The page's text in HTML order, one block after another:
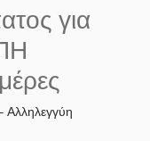
για
Αλληλεγγύη